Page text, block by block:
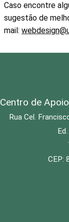
Caso encontre
sugestão de
mail:
Centro de
Rua Cel.
CEP: